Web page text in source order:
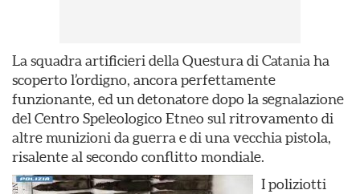
La squadra artificieri della Questura di Catania ha
scoperto l’ordigno, ancora perfettamente
funzionante, ed un detonatore dopo la segnalazione
del Centro Speleologico Etneo sul ritrovamento di
altre munizioni da guerra e di una vecchia pistola,
risalente al secondo conflitto mondiale.
I poliziotti